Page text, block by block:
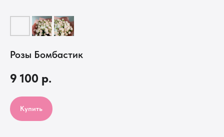
Розы Бомбастик
9 100 р.
Купить